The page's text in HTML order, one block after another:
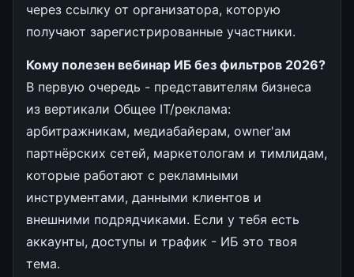
через ссылку от организатора, которую
получают зарегистрированные участники.
Кому полезен вебинар ИБ без фильтров 2026?
В первую очередь - представителям бизнеса
из вертикали Общее IT/реклама:
арбитражникам, медиабайерам, owner'ам
партнёрских сетей, маркетологам и тимлидам,
которые работают с рекламными
инструментами, данными клиентов и
внешними подрядчиками. Если у тебя есть
аккаунты, доступы и трафик - ИБ это твоя
тема.